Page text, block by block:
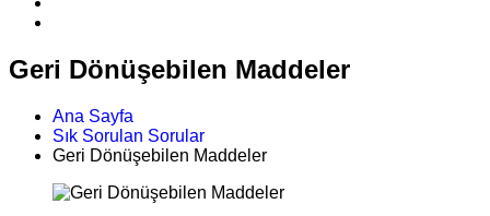
Geri Dönüşebilen Maddeler
Ana Sayfa
Sık Sorulan Sorular
Geri Dönüşebilen Maddeler